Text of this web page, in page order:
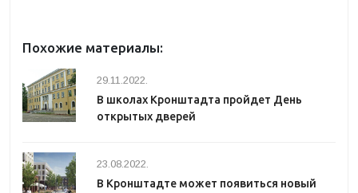
Похожие материалы:
29.11.2022.
В школах Кронштадта пройдет День
открытых дверей
23.08.2022.
В Кронштадте может появиться новый